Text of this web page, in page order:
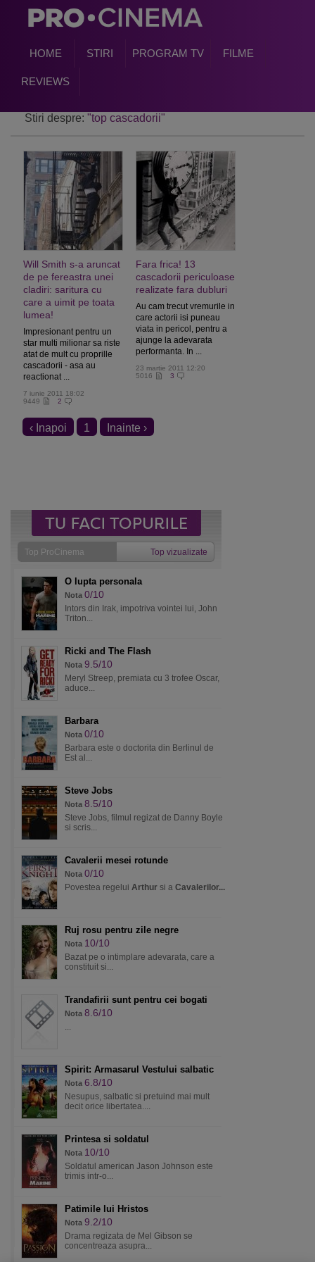
HOME STIRI PROGRAM TV FILME
REVIEWS
Stiri despre: "top cascadorii"
Will Smith s-a aruncat
de pe fereastra unei
cladiri: saritura cu
care a uimit pe toata
lumea!
Impresionant pentru un
star multi milionar sa riste
atat de mult cu proprille
cascadorii - asa au
reactionat ...
7 iunie 2011 18:02
9449
2
Fara frica! 13
cascadorii periculoase
realizate fara dubluri
Au cam trecut vremurile in
care actorii isi puneau
viata in pericol, pentru a
ajunge la adevarata
performanta. In ...
23 martie 2011 12:20
5016
3
‹ Inapoi 1 Inainte ›
Top ProCinema Top vizualizate
O lupta personala
Nota 0/10
Intors din Irak, impotriva vointei lui, John
Triton...
Ricki and The Flash
Nota 9.5/10
Meryl Streep, premiata cu 3 trofee Oscar,
aduce...
Barbara
Nota 0/10
Barbara este o doctorita din Berlinul de
Est al...
Steve Jobs
Nota 8.5/10
Steve Jobs, filmul regizat de Danny Boyle
si scris...
Cavalerii mesei rotunde
Nota 0/10
Povestea regelui Arthur si a Cavalerilor...
Ruj rosu pentru zile negre
Nota 10/10
Bazat pe o intimplare adevarata, care a
constituit si...
Trandafirii sunt pentru cei bogati
Nota 8.6/10
...
Spirit: Armasarul Vestului salbatic
Nota 6.8/10
Nesupus, salbatic si pretuind mai mult
decit orice libertatea....
Printesa si soldatul
Nota 10/10
Soldatul american Jason Johnson este
trimis intr-o...
Patimile lui Hristos
Nota 9.2/10
Drama regizata de Mel Gibson se
concentreaza asupra...